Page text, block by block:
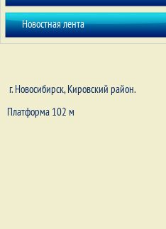
Новостная лента
г. Новосибирск, Кировский
Платформа 102 м